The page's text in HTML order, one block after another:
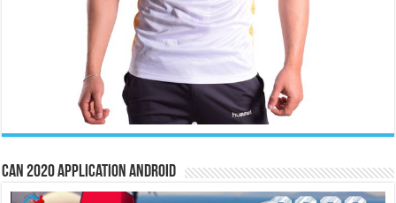
CAN 2020 Application Android